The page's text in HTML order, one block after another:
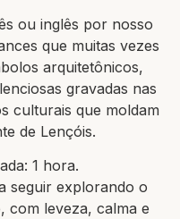
ou inglês por nosso
que muitas vezes
arquitetônicos,
gravadas nas
culturais que moldam
de Lençóis.
1 hora.
seguir explorando o
leveza, calma e